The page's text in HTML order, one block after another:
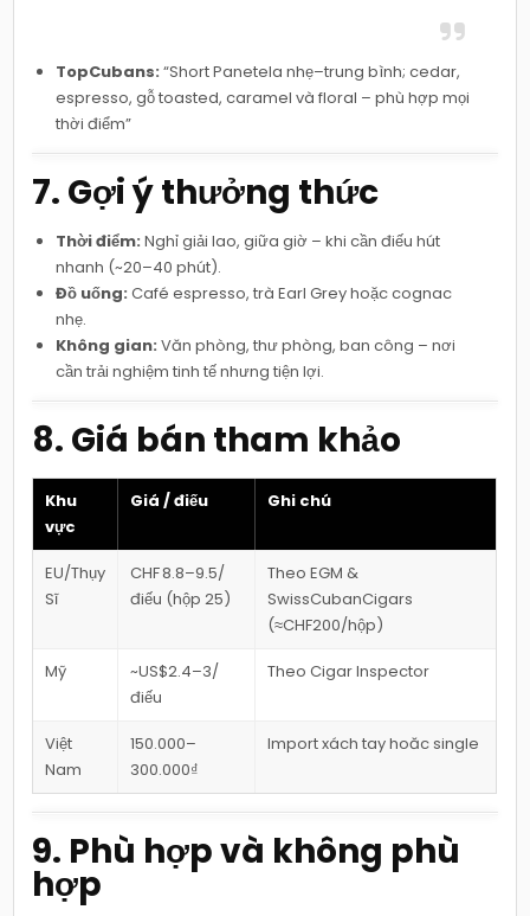
TopCubans: “Short Panetela nhẹ–trung bình; cedar,
espresso, gỗ toasted, caramel và floral – phù hợp mọi
thời điểm”
7. Gợi ý thưởng thức
Thời điểm: Nghỉ giải lao, giữa giờ – khi cần điếu hút
nhanh (~20–40 phút).
Đồ uống: Café espresso, trà Earl Grey hoặc cognac
nhẹ.
Không gian: Văn phòng, thư phòng, ban công – nơi
cần trải nghiệm tinh tế nhưng tiện lợi.
8. Giá bán tham khảo
Khu
vực
Giá / điếu Ghi chú
EU/Thụy
Sĩ
CHF 8.8–9.5/
điếu (hộp 25)
Theo EGM &
SwissCubanCigars
(≈CHF200/hộp)
Mỹ
~US$2.4–3/
điếu
Theo Cigar Inspector
Việt
Nam
150.000–
300.000₫
Import xách tay hoăc single
9. Phù hợp và không phù
hợp